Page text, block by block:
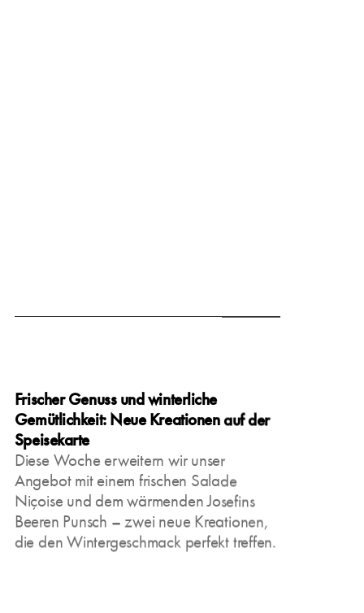
March 15, 2025
Frischer Genuss und winterliche
Gemütlichkeit: Neue Kreationen auf der
Speisekarte
Diese Woche erweitern wir unser
Angebot mit einem frischen Salade
Niçoise und dem wärmenden Josefins
Beeren Punsch – zwei neue Kreationen,
die den Wintergeschmack perfekt treffen.